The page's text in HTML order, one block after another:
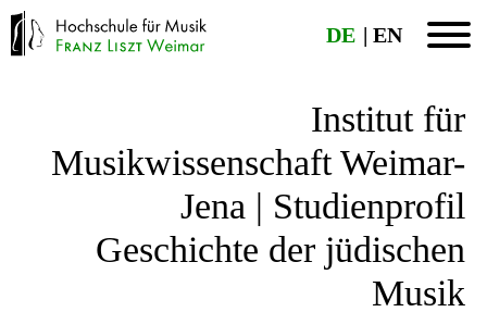
DE EN
Institut für
Musikwissenschaft Weimar-
Jena | Studienprofil
Geschichte der jüdischen
Musik